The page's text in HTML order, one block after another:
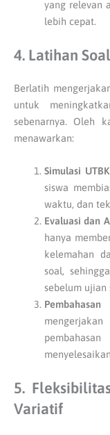
yang relevan
lebih cepat.
4. Latihan
Berlatih
untuk
sebenarnya. Oleh
menawarkan:
Simulasi
siswa
waktu, dan
Evaluasi dan
hanya
kelemahan
soal,
sebelum ujian
5.
Variatif